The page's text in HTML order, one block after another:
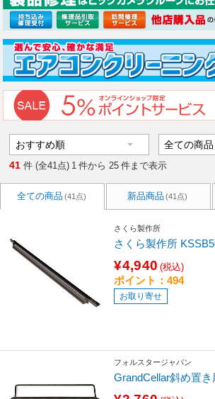
41 件 (全41点) 1 件から 25 件まで表示
全ての商品 (41点) 新品商品 (41点)
さくら製作所
さくら製作所
¥4,940 (税込)
ポイント：494
お取り寄せ
フォルスタージャパン
GrandCellar斜め置き